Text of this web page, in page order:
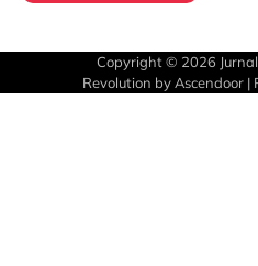
Copyright © 2026
Revolution by Ascendoor |